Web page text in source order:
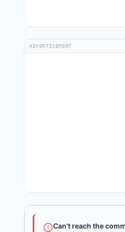
ADVERTISEMENT
Can't reach the